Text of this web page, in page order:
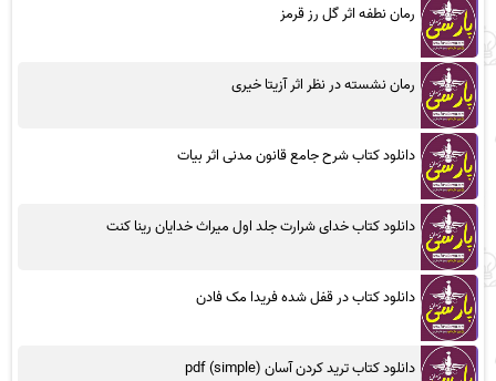
رمان نطفه اثر گل رز قرمز
رمان نشسته در نظر اثر آزیتا خیری
دانلود کتاب شرح جامع قانون مدنی اثر بیات
دانلود کتاب خدای شرارت جلد اول میراث خدایان رینا کنت
دانلود کتاب در قفل شده فریدا مک فادن
دانلود کتاب ترید کردن آسان (simple) pdf